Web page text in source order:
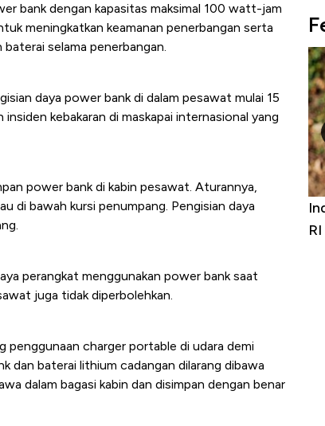
bank dengan kapasitas maksimal 100 watt-jam
meningkatkan keamanan penerbangan serta
selama penerbangan.
daya power bank di dalam pesawat mulai 15
kebakaran di maskapai internasional yang
power bank di kabin pesawat. Aturannya,
di bawah kursi penumpang. Pengisian daya
perangkat menggunakan power bank saat
juga tidak diperbolehkan.
penggunaan charger portable di udara demi
dan baterai lithium cadangan dilarang dibawa
dalam bagasi kabin dan disimpan dengan benar
Bangkit dari Kubur! Bisnis Furniture &
RI